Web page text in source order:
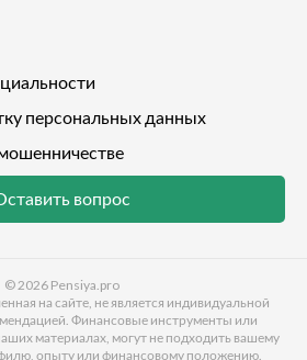
персональных данных
вопрос
© 2026 Pensiya.pro
на сайте, не является индивидуальной
Финансовые инструменты или
материалах, могут не подходить вашему
опыту или финансовому положению.